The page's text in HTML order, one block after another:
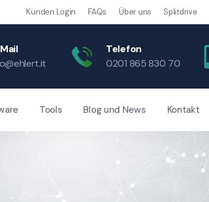
Kunden Login FAQs Über uns Splitdrive
Telefon
0201 865 830 70
Tools Blog und News Kontakt